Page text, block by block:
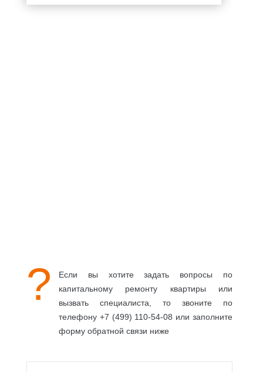
?
Если вы хотите задать вопросы по
капитальному ремонту квартиры или
вызвать специалиста, то звоните по
телефону +7 (499) 110-54-08 или заполните
форму обратной связи ниже